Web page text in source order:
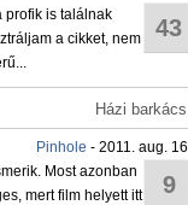
43
profik is találnak
a cikket, nem
Házi barkács
Pinhole - 2011. aug. 16
9
Most azonban
mert film helyett itt